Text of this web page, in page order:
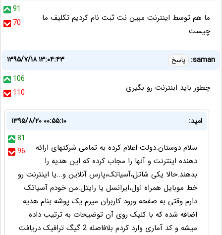
91
70
ما هم توسط اینترنت مبین نت ثبت نام کردیم تکلیف ما
چیست
saman: پاسخ
۱۳۹۵/۷/۱۸ ۱۳:۰۴:۴۳
106
110
چطور باید ابنترنت رو بگیری
امید:
۱۳۹۵/۸/۲۰ ۰۰:۵۵:۱۰
81
96
سلام دوستان.دولت اعلام کرده به تمامی شرکتهای ارائه
دهنده اینترنت و آنها را مجاب کرده که این هدیه را
بدهند.حالا یکی شاتل،آسیاتک،پارس آنلاین و...یا اینترنت رو
خط موبایل همراه اول،ایرانسل یا رایتل.من خودم آسیاتک
دارم وقتی به صفحه ورود کاربران میرم یک پوشه بنام هدیه
اضافه شده که با کلیک روی آن توضیحات به ترتیب داده
میشه و کد آماری وارد کردم بلافاصله 2 گیگ ترافیک دریافت